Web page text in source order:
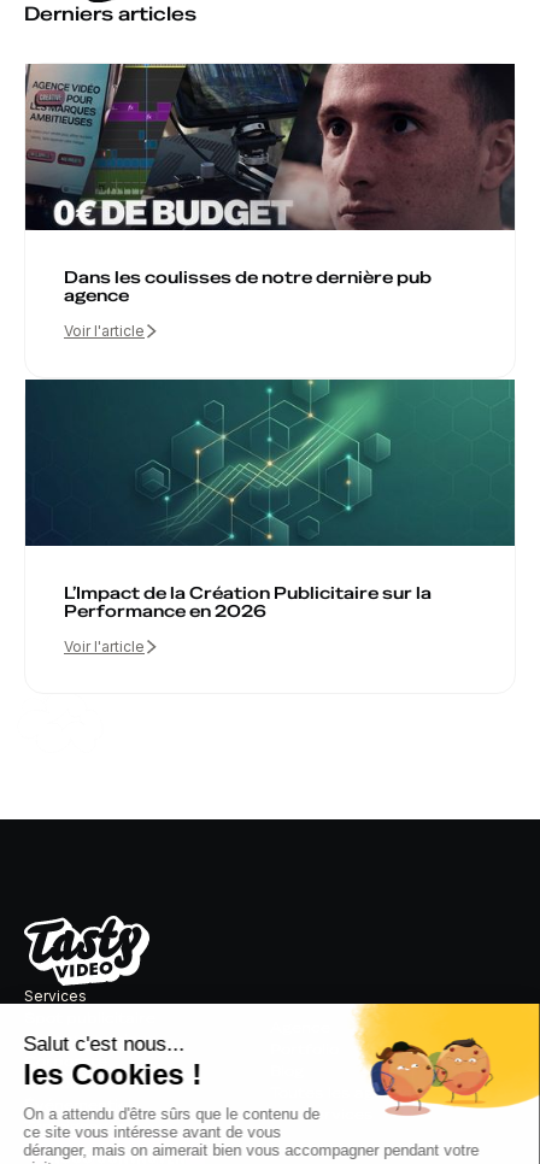
Derniers articles
Dans les coulisses de notre dernière pub
agence
Voir l'article
L’Impact de la Création Publicitaire sur la
Performance en 2026
Voir l'article
Services
Réseaux sociaux
Corporate
Motion design
Événementiel
Témoignages
Toutes les agences
Nos services
NOUS CONTACTER